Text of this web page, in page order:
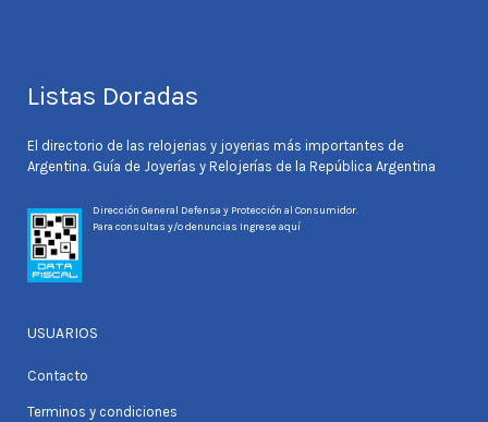
Listas Doradas
El directorio de las relojerias y joyerias más importantes de
Argentina. Guía de Joyerías y Relojerías de la República Argentina
Dirección General Defensa y Protección al Consumidor.
Para consultas y/o denuncias Ingrese aquí
USUARIOS
Contacto
Terminos y condiciones